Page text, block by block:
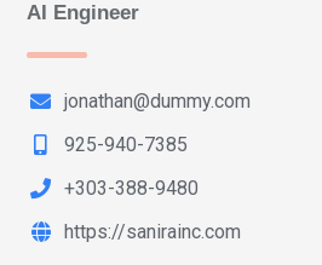
AI Engineer
jonathan@dummy.com
925-940-7385
+303-388-9480
https://sanirainc.com